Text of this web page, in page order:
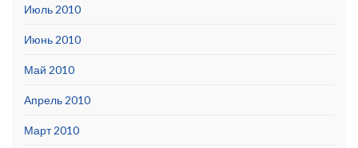
Июль 2010
Июнь 2010
Май 2010
Апрель 2010
Март 2010